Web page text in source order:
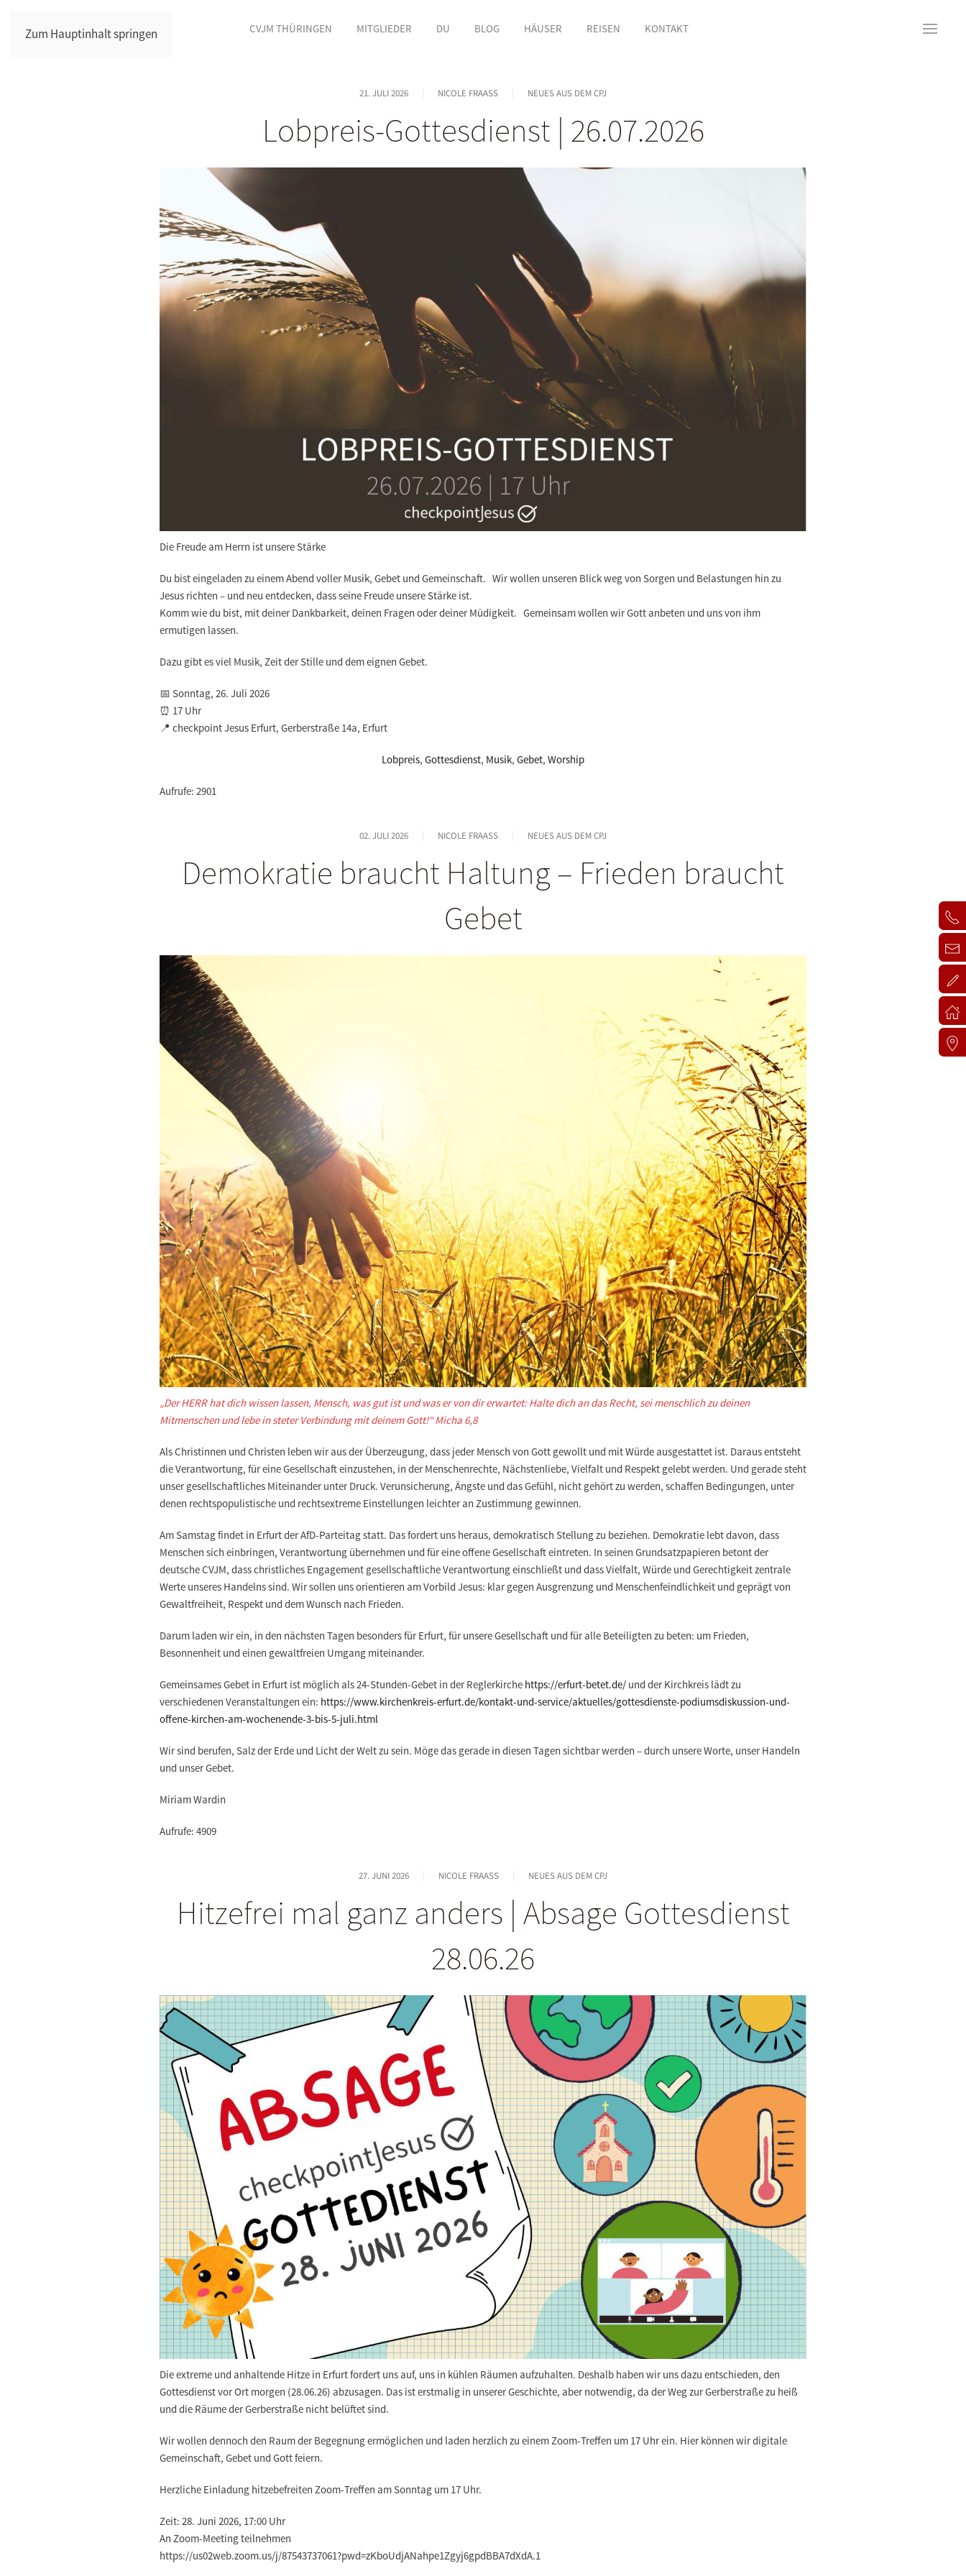
Zum Hauptinhalt springen CVJM THÜRINGEN MITGLIEDER DU BLOG HÄUSER REISEN KONTAKT
21. JULI 2026 NICOLE FRAASS NEUES AUS DEM CPJ
Lobpreis-Gottesdienst | 26.07.2026
Die Freude am Herrn ist unsere Stärke
Du bist eingeladen zu einem Abend voller Musik, Gebet und Gemeinschaft. Wir wollen unseren Blick weg von Sorgen und Belastungen hin zu
Jesus richten – und neu entdecken, dass seine Freude unsere Stärke ist.
Komm wie du bist, mit deiner Dankbarkeit, deinen Fragen oder deiner Müdigkeit. Gemeinsam wollen wir Gott anbeten und uns von ihm
ermutigen lassen.
Dazu gibt es viel Musik, Zeit der Stille und dem eignen Gebet.
📅 Sonntag, 26. Juli 2026
⏰ 17 Uhr
📍 checkpoint Jesus Erfurt, Gerberstraße 14a, Erfurt
Lobpreis, Gottesdienst, Musik, Gebet, Worship
Aufrufe: 2901
02. JULI 2026 NICOLE FRAASS NEUES AUS DEM CPJ
Demokratie braucht Haltung – Frieden braucht
Gebet
„Der HERR hat dich wissen lassen, Mensch, was gut ist und was er von dir erwartet: Halte dich an das Recht, sei menschlich zu deinen
Mitmenschen und lebe in steter Verbindung mit deinem Gott!“ Micha 6,8
Als Christinnen und Christen leben wir aus der Überzeugung, dass jeder Mensch von Gott gewollt und mit Würde ausgestattet ist. Daraus entsteht
die Verantwortung, für eine Gesellschaft einzustehen, in der Menschenrechte, Nächstenliebe, Vielfalt und Respekt gelebt werden. Und gerade steht
unser gesellschaftliches Miteinander unter Druck. Verunsicherung, Ängste und das Gefühl, nicht gehört zu werden, schaffen Bedingungen, unter
denen rechtspopulistische und rechtsextreme Einstellungen leichter an Zustimmung gewinnen.
Am Samstag findet in Erfurt der AfD-Parteitag statt. Das fordert uns heraus, demokratisch Stellung zu beziehen. Demokratie lebt davon, dass
Menschen sich einbringen, Verantwortung übernehmen und für eine offene Gesellschaft eintreten. In seinen Grundsatzpapieren betont der
deutsche CVJM, dass christliches Engagement gesellschaftliche Verantwortung einschließt und dass Vielfalt, Würde und Gerechtigkeit zentrale
Werte unseres Handelns sind. Wir sollen uns orientieren am Vorbild Jesus: klar gegen Ausgrenzung und Menschenfeindlichkeit und geprägt von
Gewaltfreiheit, Respekt und dem Wunsch nach Frieden.
Darum laden wir ein, in den nächsten Tagen besonders für Erfurt, für unsere Gesellschaft und für alle Beteiligten zu beten: um Frieden,
Besonnenheit und einen gewaltfreien Umgang miteinander.
Gemeinsames Gebet in Erfurt ist möglich als 24-Stunden-Gebet in der Reglerkirche https://erfurt-betet.de/ und der Kirchkreis lädt zu
verschiedenen Veranstaltungen ein: https://www.kirchenkreis-erfurt.de/kontakt-und-service/aktuelles/gottesdienste-podiumsdiskussion-und-
offene-kirchen-am-wochenende-3-bis-5-juli.html
Wir sind berufen, Salz der Erde und Licht der Welt zu sein. Möge das gerade in diesen Tagen sichtbar werden – durch unsere Worte, unser Handeln
und unser Gebet.
Miriam Wardin
Aufrufe: 4909
27. JUNI 2026 NICOLE FRAASS NEUES AUS DEM CPJ
Hitzefrei mal ganz anders | Absage Gottesdienst
28.06.26
Die extreme und anhaltende Hitze in Erfurt fordert uns auf, uns in kühlen Räumen aufzuhalten. Deshalb haben wir uns dazu entschieden, den
Gottesdienst vor Ort morgen (28.06.26) abzusagen. Das ist erstmalig in unserer Geschichte, aber notwendig, da der Weg zur Gerberstraße zu heiß
und die Räume der Gerberstraße nicht belüftet sind.
Wir wollen dennoch den Raum der Begegnung ermöglichen und laden herzlich zu einem Zoom-Treffen um 17 Uhr ein. Hier können wir digitale
Gemeinschaft, Gebet und Gott feiern.
Herzliche Einladung hitzebefreiten Zoom-Treffen am Sonntag um 17 Uhr.
Zeit: 28. Juni 2026, 17:00 Uhr
An Zoom-Meeting teilnehmen
https://us02web.zoom.us/j/87543737061?pwd=zKboUdjANahpe1Zgyj6gpdBBA7dXdA.1